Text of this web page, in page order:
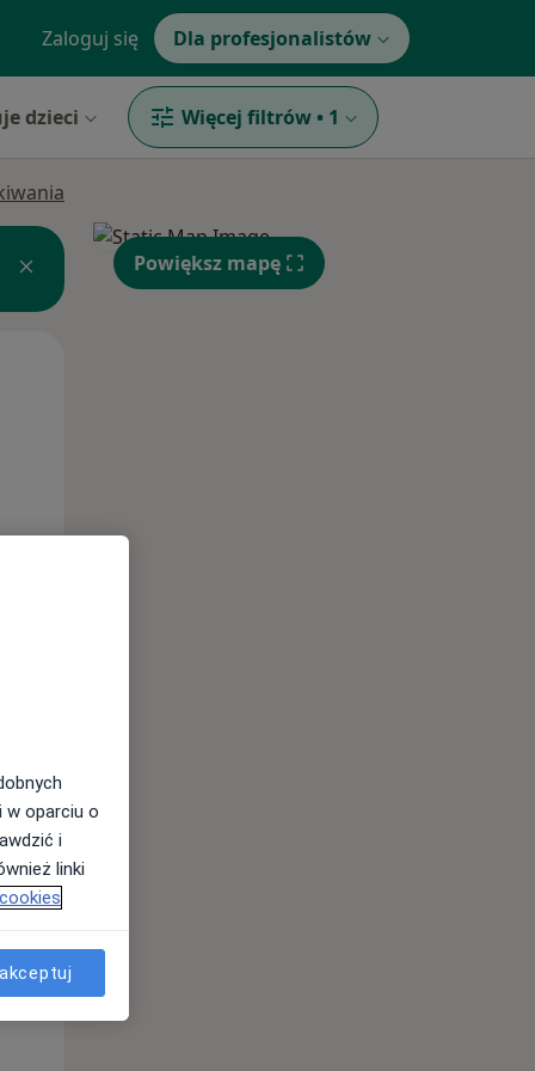
Zaloguj się Dla profesjonalistów
dzieci Więcej filtrów • 1
Wt,
11 Sie
Powiększ mapę
w oparciu o
i
linki